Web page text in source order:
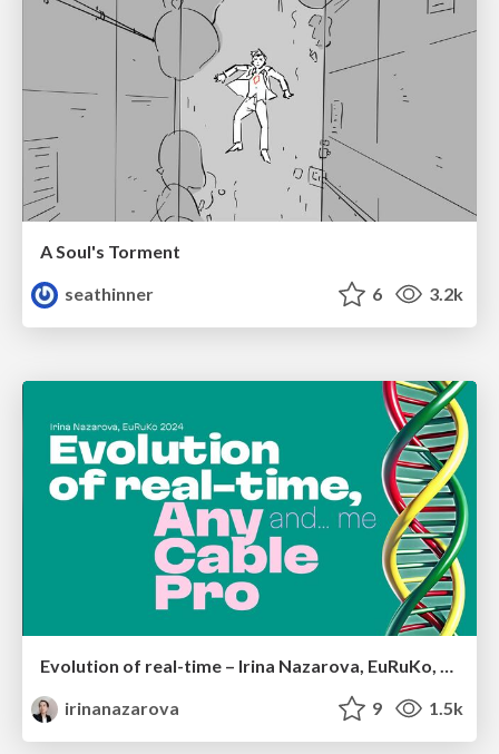
A Soul's Torment
seathinner
6 3.2k
Evolution of real-time – Irina Nazarova, EuRuKo, 2024
irinanazarova
9 1.5k